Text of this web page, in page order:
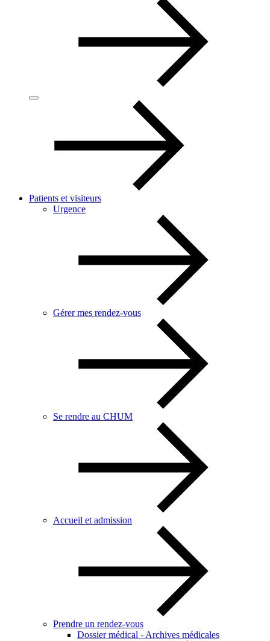
Patients et visiteurs
Urgence
Gérer mes rendez-vous
Se rendre au CHUM
Accueil et admission
Prendre un rendez-vous
Dossier médical - Archives médicales